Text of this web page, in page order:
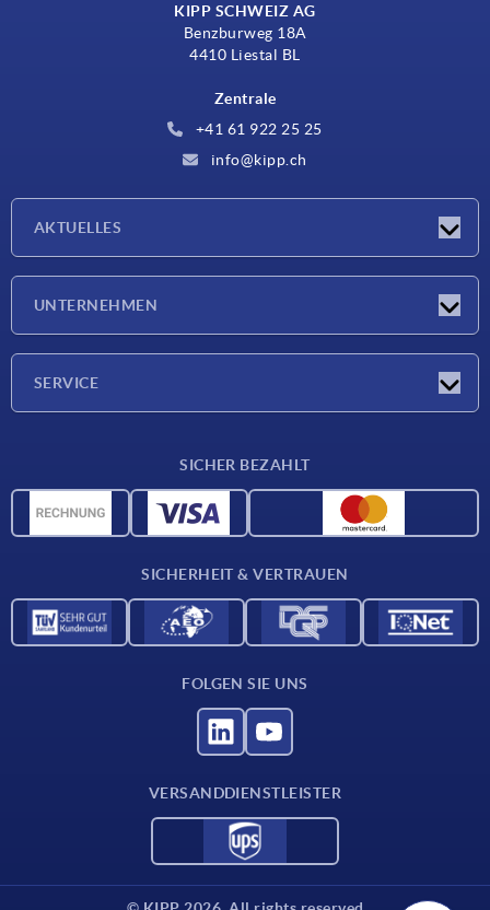
KIPP SCHWEIZ AG
Benzburweg 18A
4410 Liestal BL
Zentrale
+41 61 922 25 25
info@kipp.ch
AKTUELLES
UNTERNEHMEN
SERVICE
CAD-Daten
SICHER BEZAHLT
SICHERHEIT & VERTRAUEN
FOLGEN SIE UNS
VERSANDDIENSTLEISTER